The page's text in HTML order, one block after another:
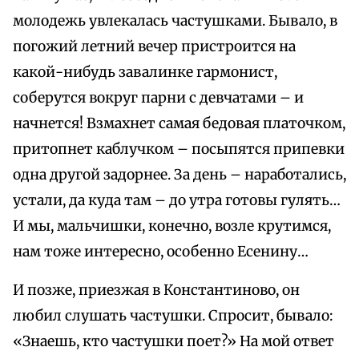
молодежь увлекалась частушками. Бывало, в
погожий летний вечер пристроится на
какой-нибудь завалинке гармонист,
соберутся вокруг парни с девчатами – и
начнется! Взмахнет самая бедовая платочком,
притопнет каблучком – посыпятся припевки
одна другой задорнее. За день – наработались,
устали, да куда там – до утра готовы гулять…
И мы, мальчишки, конечно, возле крутимся,
нам тоже интересно, особенно Есенину…
И позже, приезжая в Константиново, он
любил слушать частушки. Спросит, бывало:
«Знаешь, кто частушки поет?» На мой ответ